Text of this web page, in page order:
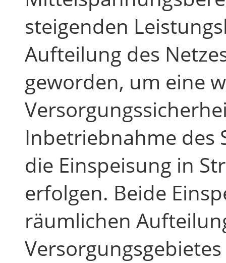
steigenden
Aufteilung des
geworden, um eine
Inbetriebnahme des
die Einspeisung in
erfolgen. Beide
räumlichen